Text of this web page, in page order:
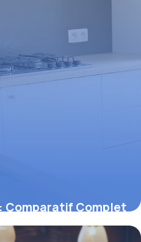
Comparatif Complet